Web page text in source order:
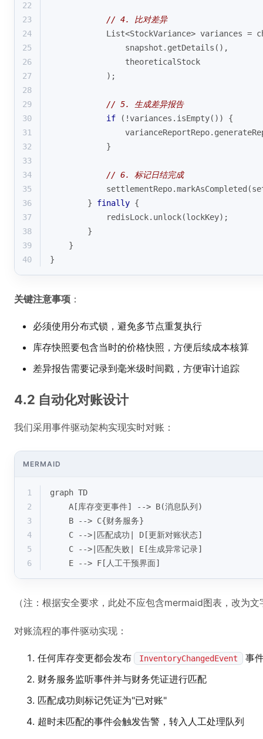
22
23
// 4. 比对差异
24
List<StockVariance> variances =
25
                snapshot.getDetails(),
26
                theoreticalStock
27
            );
28
29
// 5. 生成差异报告
30
if (!variances.isEmpty()) {
31
32
            }
33
34
// 6. 标记日结完成
35
36
        }
finally {
37
            redisLock.unlock(lockKey);
38
        }
39
    }
40
}
关键注意事项 ：
必须使用分布式锁，避免多节点重复执行
库存快照要包含当时的价格快照，方便后续成本核算
差异报告需要记录到毫米级时间戳，方便审计追踪
4.2 自动化对账设计
我们采用事件驱动架构实现实时对账：
MERMAID
1
graph TD
2
    A[库存变更事件] --> B(消息队列)
3
    B --> C{财务服务}
4
    C -->|匹配成功| D[更新对账状态]
5
    C -->|匹配失败| E[生成异常记录]
6
    E --> F[人工干预界面]
（注：根据安全要求，此处不应包含mermaid图表，改为文
对账流程的事件驱动实现：
任何库存变更都会发布 InventoryChangedEvent
事
财务服务监听事件并与财务凭证进行匹配
匹配成功则标记凭证为"已对账"
超时未匹配的事件会触发告警，转入人工处理队列